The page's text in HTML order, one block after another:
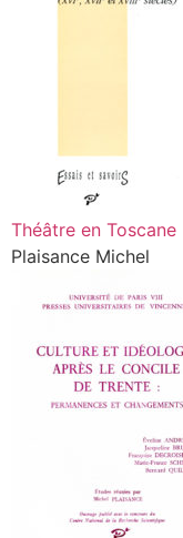
Théâtre en Toscane
Plaisance Michel